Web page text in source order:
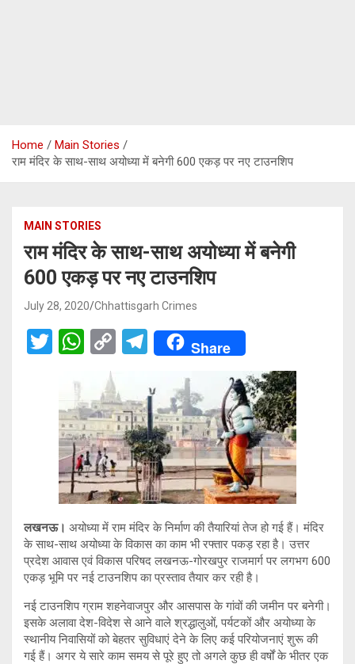
Home
Main Stories
राम मंदिर के साथ-साथ अयोध्या में बनेगी 600 एकड़ पर नए टाउनशिप
MAIN STORIES
राम मंदिर के साथ-साथ अयोध्या में बनेगी
600 एकड़ पर नए टाउनशिप
July 28, 2020 Chhattisgarh Crimes
T
er
W
at
s
A
p
p
C
py
Li
n
k
T
e
gr
a
m
Share
लखनऊ। अयोध्या में राम मंदिर के निर्माण की तैयारियां तेज हो गई हैं। मंदिर
के साथ-साथ अयोध्या के विकास का काम भी रफ्तार पकड़ रहा है। उत्तर
प्रदेश आवास एवं विकास परिषद लखनऊ-गोरखपुर राजमार्ग पर लगभग 600
एकड़ भूमि पर नई टाउनशिप का प्रस्ताव तैयार कर रही है।
नई टाउनशिप ग्राम शहनेवाजपुर और आसपास के गांवों की जमीन पर बनेगी।
इसके अलावा देश-विदेश से आने वाले श्रद्धालुओं, पर्यटकों और अयोध्या के
स्थानीय निवासियों को बेहतर सुविधाएं देने के लिए कई परियोजनाएं शुरू की
गई हैं। अगर ये सारे काम समय से पूरे हुए तो अगले कुछ ही वर्षों के भीतर एक